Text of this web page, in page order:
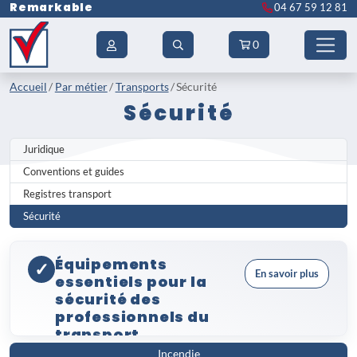
Remarkable 04 67 59 12 81
0
Accueil Par métier Transports Sécurité
Sécurité
Juridique
Conventions et guides
Registres transport
Sécurité
✓ Équipements
essentiels pour la
sécurité des
professionnels du
transport
En savoir plus
Incendie